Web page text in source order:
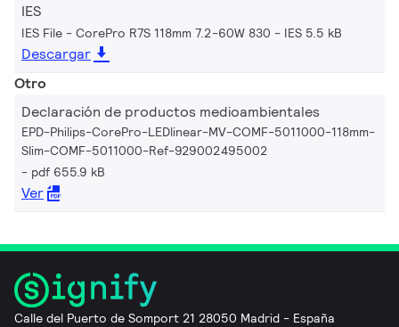
IES
IES File - CorePro R7S 118mm 7.2-60W 830 IES 5.5 kB
Descargar
Otro
Declaración de productos medioambientales
EPD-Philips-CorePro-LEDlinear-MV-COMF-5011000-118mm-
Slim-COMF-5011000-Ref-929002495002
pdf 655.9 kB
Ver
Calle del Puerto de Somport 21 28050 Madrid - España